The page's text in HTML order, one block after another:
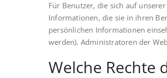
Für Benutzer, die sich auf
Informationen, die sie in ihren
persönlichen Informationen
werden). Administratoren der
Welche Rechte